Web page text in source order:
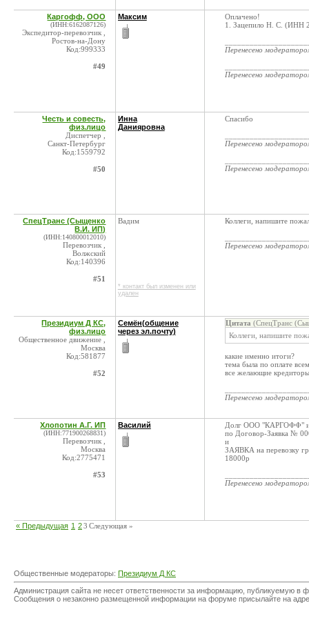
Каргофф, ООО
(ИНН:6162087126)
Экспедитор-перевозчик ,
Ростов-на-Дону
Код:999333
#49
Максим
Оплачено!
1. Зацепило Н. С. (ИНН
Перенесено
Перенесено
Честь и совесть,
физ.лицо
Диспетчер ,
Санкт-Петербург
Код:1559792
#50
Инна
Данияровна
Спасибо
Перенесено
Перенесено
СпецТранс (Сыщенко
В.И. ИП)
(ИНН:140800012010)
Перевозчик ,
Волжский
Код:140396
#51
Вадим
* контакт был изменен или
удален
Коллеги, напишите
Перенесено
Президиум Д КС,
физ.лицо
Общественное движение ,
Москва
Код:581877
#52
Семён(общение
через эл.почту)
Цитата (СпецТранс
Коллеги, напишите
какие именно итоги?
тема была по оплате
все желающие
Перенесено
Хлопотин А.Г. ИП
(ИНН:771900268831)
Перевозчик ,
Москва
Код:2775471
#53
Василий
Долг ООО "КАРГОФФ"
по Договор-Заявка №
и
ЗАЯВКА на перевозку
18000р
Перенесено
« Предыдущая 1 23 Следующая »
Общественные модераторы: Президиум Д КС
Администрация сайта не несет ответственности за информацию, публикуемую
Сообщения о незаконно размещенной информации на форуме присылайте на